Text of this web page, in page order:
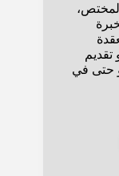
تقديم
حتى في